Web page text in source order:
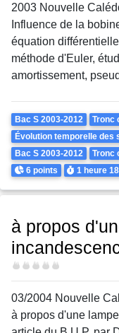
2003 Nouvelle
Influence de la
équation
méthode d'Euler,
amortissement,
Theme
Bac S 2003-2012 Tronc
Évolution temporelle des
Bac S 2003-2012
Tronc
Points
6 points Durée
1 heure
à propos
Difficulté
03/2004 Nouvelle
à propos d'une